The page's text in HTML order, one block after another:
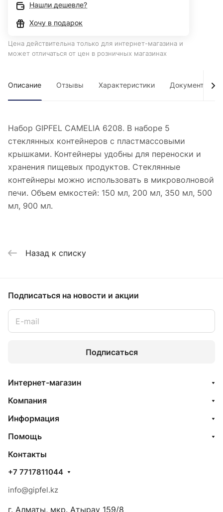
Нашли дешевле?
Хочу в подарок
Цена действительна только для интернет-магазина и
может отличаться от цен в розничных магазинах
Описание Отзывы Характеристики Документы
Набор GIPFEL CAMELIA 6208. В наборе 5
стеклянных контейнеров с пластмассовыми
крышками. Контейнеры удобны для переноски и
хранения пищевых продуктов. Стеклянные
контейнеры можно использовать в микроволновой
печи. Объем емкостей: 150 мл, 200 мл, 350 мл, 500
мл, 900 мл.
Назад к списку
Подписаться на новости и акции
Подписаться
Интернет-магазин
Компания
Информация
Помощь
Контакты
+7 7717811044
info@gipfel.kz
г. Алматы, мкр. Атырау 159/8